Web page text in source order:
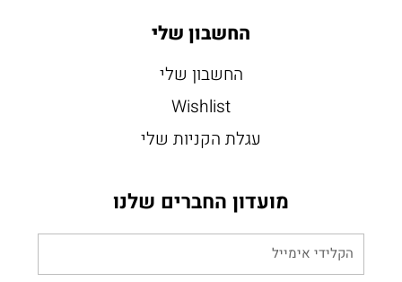
החשבון שלי
החשבון שלי
Wishlist
עגלת הקניות שלי
מועדון החברים שלנו
הקלידי
אימייל